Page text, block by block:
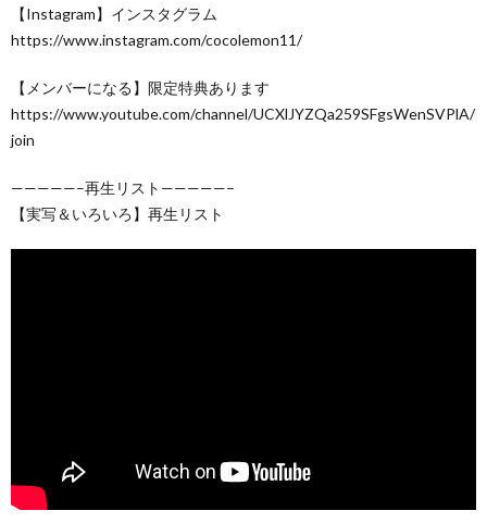
【Instagram】インスタグラム
https://www.instagram.com/cocolemon11/
【メンバーになる】限定特典あります
https://www.youtube.com/channel/UCXlJYZQa259SFgsWenSVPlA/
join
—————–再生リスト—————–
【実写＆いろいろ】再生リスト